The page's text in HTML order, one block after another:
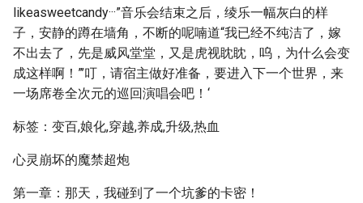
likeasweetcandy···”音乐会结束之后，绫乐一幅灰白的样
子，安静的蹲在墙角，不断的呢喃道“我已经不纯洁了，嫁
不出去了，先是威风堂堂，又是虎视眈眈，呜，为什么会变
成这样啊！”’叮，请宿主做好准备，要进入下一个世界，来
一场席卷全次元的巡回演唱会吧！‘
标签：变百,娘化,穿越,养成,升级,热血
心灵崩坏的魔禁超炮
第一章：那天，我碰到了一个坑爹的卡密！